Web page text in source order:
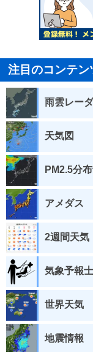
注目のコンテン
雨雲レー
天気図
PM2.5分
アメダス
2週間天気
気象予報
世界天気
地震情報